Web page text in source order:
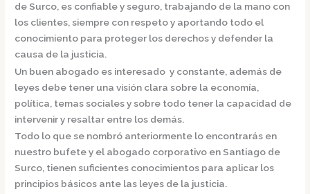
de Surco, es confiable y seguro, trabajando de la mano con
los clientes, siempre con respeto y aportando todo el
conocimiento para proteger los derechos y defender la
causa de la justicia.
Un buen abogado es interesado y constante, además de
leyes debe tener una visión clara sobre la economía,
política, temas sociales y sobre todo tener la capacidad de
intervenir y resaltar entre los demás.
Todo lo que se nombró anteriormente lo encontrarás en
nuestro bufete y el abogado corporativo en Santiago de
Surco, tienen suficientes conocimientos para aplicar los
principios básicos ante las leyes de la justicia.